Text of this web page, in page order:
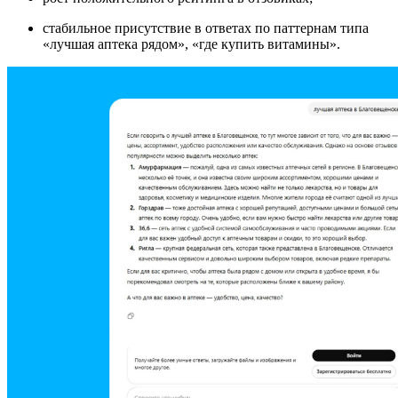
стабильное присутствие в ответах по паттернам типа
«лучшая аптека рядом», «где купить витамины».